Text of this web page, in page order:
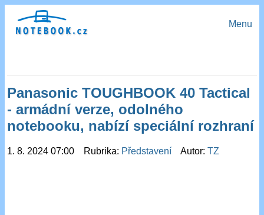
Menu
Panasonic TOUGHBOOK 40 Tactical
- armádní verze, odolného
notebooku, nabízí speciální rozhraní
1. 8. 2024 07:00 Rubrika: Představení Autor:TZ